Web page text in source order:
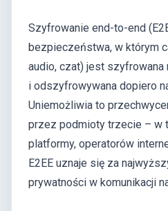
Szyfrowanie end-to-end
bezpieczeństwa, w którym
audio, czat) jest szyfrowana
i odszyfrowywana dopiero
Uniemożliwia to
przez podmioty trzecie – w
platformy, operatorów
E2EE uznaje się za
prywatności w komunikacji